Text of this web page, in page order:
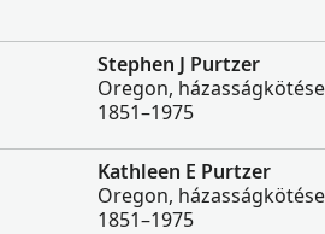
Stephen J Purtzer
Oregon,
1851–1975
Kathleen E Purtzer
Oregon,
1851–1975